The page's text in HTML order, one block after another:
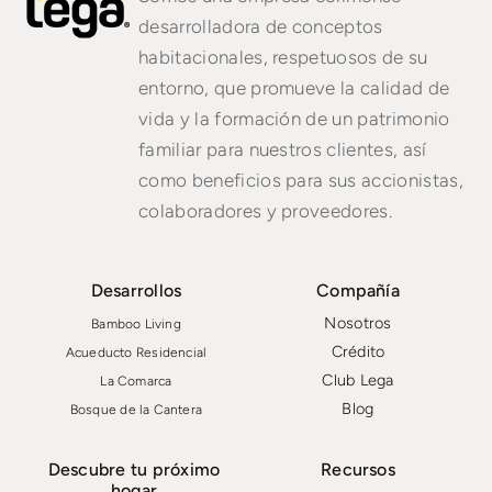
desarrolladora de conceptos
habitacionales, respetuosos de su
entorno, que promueve la calidad de
vida y la formación de un patrimonio
familiar para nuestros clientes, así
como beneficios para sus accionistas,
colaboradores y proveedores.
Compañía
Nosotros
Crédito
Club Lega
Blog
Desarrollos
Bamboo Living
Acueducto Residencial
La Comarca
Bosque de la Cantera
Descubre tu próximo
Recursos